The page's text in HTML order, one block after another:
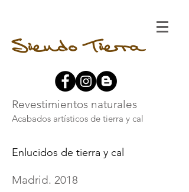
Siendo Tierra
Revestimientos naturales
Acabados artísticos de tierra y cal
Enlucidos de tierra y cal
Madrid. 2018